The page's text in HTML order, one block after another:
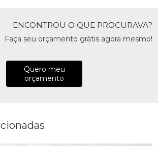
ENCONTROU O QUE PROCURAVA?
Faça seu orçamento grátis agora mesmo!
Quero meu
orçamento